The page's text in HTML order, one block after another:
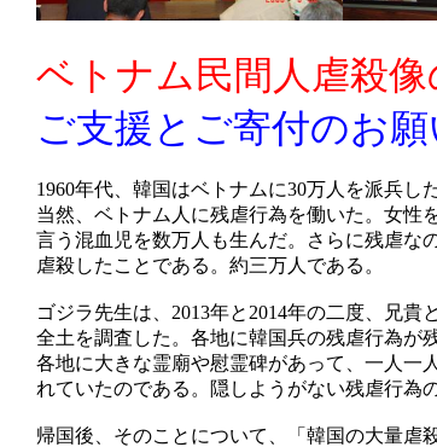
ベトナム民間人虐殺像
ご支援とご寄付のお願
1960年代、韓国はベトナムに30万人を派兵し
当然、ベトナム人に残虐行為を働いた。女性
言う混血児を数万人も生んだ。さらに残虐な
虐殺したことである。約三万人である。
ゴジラ先生は、2013年と2014年の二度、兄貴
全土を調査した。各地に韓国兵の残虐行為が
各地に大きな霊廟や慰霊碑があって、一人一
れていたのである。隠しようがない残虐行為
帰国後、そのことについて、「韓国の大量虐